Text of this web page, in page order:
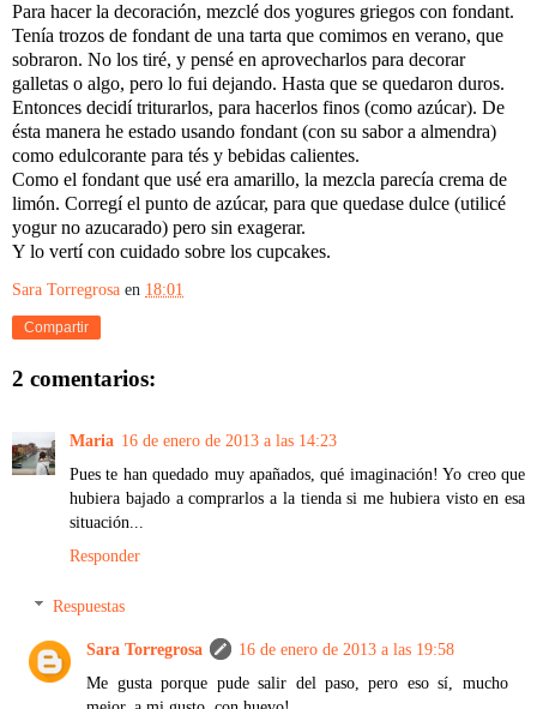
Para hacer la decoración, mezclé dos yogures griegos con fondant.
Tenía trozos de fondant de una tarta que comimos en verano, que
sobraron. No los tiré, y pensé en aprovecharlos para decorar
galletas o algo, pero lo fui dejando. Hasta que se quedaron duros.
Entonces decidí triturarlos, para hacerlos finos (como azúcar). De
ésta manera he estado usando fondant (con su sabor a almendra)
como edulcorante para tés y bebidas calientes.
Como el fondant que usé era amarillo, la mezcla parecía crema de
limón. Corregí el punto de azúcar, para que quedase dulce (utilicé
yogur no azucarado) pero sin exagerar.
Y lo vertí con cuidado sobre los cupcakes.
Sara Torregrosa en 18:01
Compartir
2 comentarios:
Maria 16 de enero de 2013 a las 14:23
Pues te han quedado muy apañados, qué imaginación! Yo creo que
hubiera bajado a comprarlos a la tienda si me hubiera visto en esa
situación...
Responder
Respuestas
Sara Torregrosa
16 de enero de 2013 a las 19:58
Me gusta porque pude salir del paso, pero eso sí, mucho